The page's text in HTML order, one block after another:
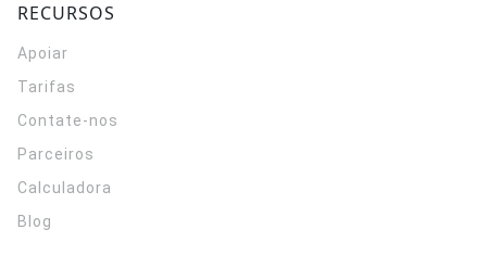
RECURSOS
Apoiar
Tarifas
Contate-nos
Parceiros
Calculadora
Blog